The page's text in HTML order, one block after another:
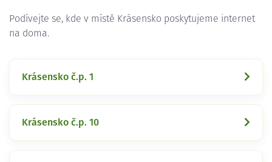
Podívejte se, kde v místě Krásensko poskytujeme internet
na doma.
Krásensko č.p. 1
Krásensko č.p. 10